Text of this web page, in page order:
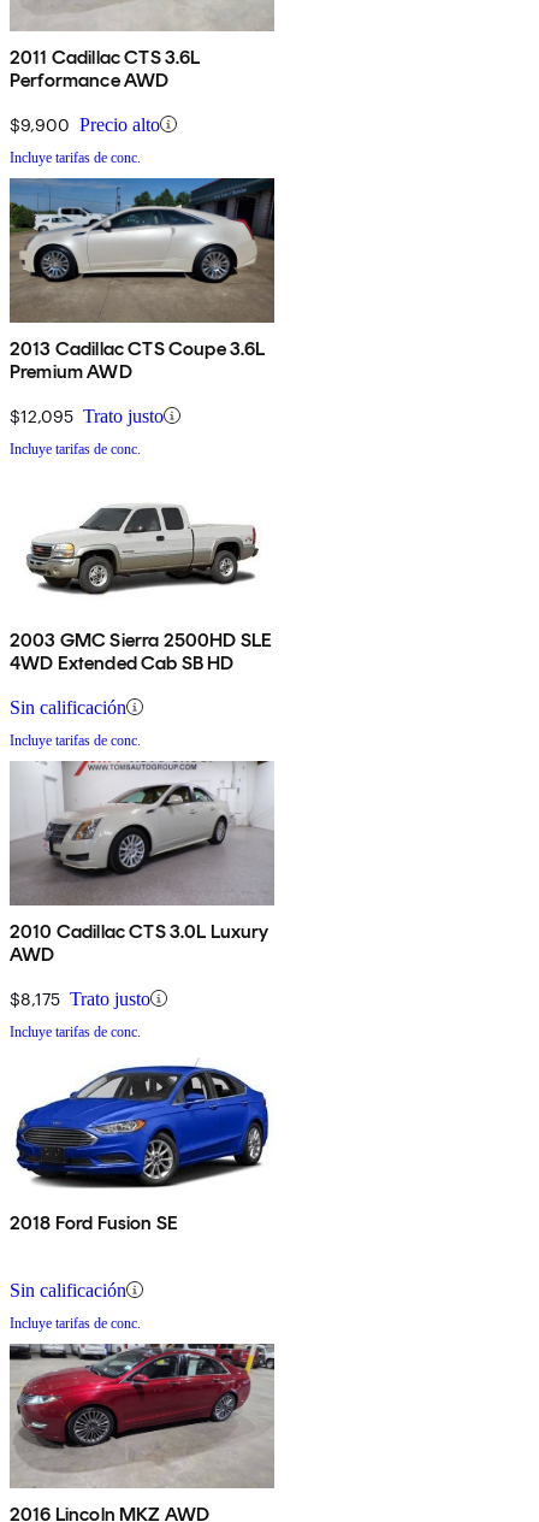
2011 Cadillac CTS 3.6L
Performance AWD
$9,900 Precio alto
Incluye tarifas de conc.
2013 Cadillac CTS Coupe 3.6L
Premium AWD
$12,095 Trato justo
Incluye tarifas de conc.
2003 GMC Sierra 2500HD SLE
4WD Extended Cab SB HD
Sin calificación
Incluye tarifas de conc.
2010 Cadillac CTS 3.0L Luxury
AWD
$8,175 Trato justo
Incluye tarifas de conc.
2018 Ford Fusion SE
Sin calificación
Incluye tarifas de conc.
2016 Lincoln MKZ AWD